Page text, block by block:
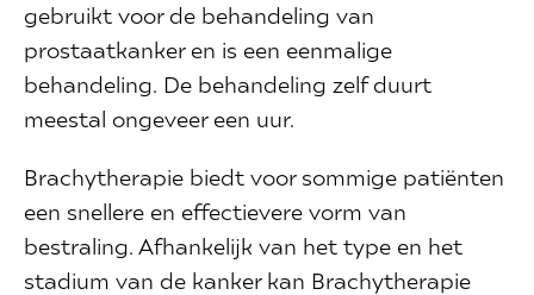
gebruikt voor de behandeling van
prostaatkanker en is een eenmalige
behandeling. De behandeling zelf duurt
meestal ongeveer een uur.
Brachytherapie biedt voor sommige patiënten
een snellere en effectievere vorm van
bestraling. Afhankelijk van het type en het
stadium van de kanker kan Brachytherapie